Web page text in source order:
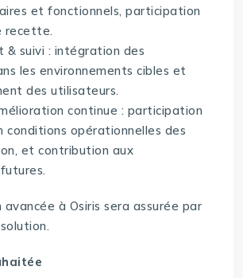
et fonctionnels, participation
recette.
& suivi : intégration des
les environnements cibles et
des utilisateurs.
continue : participation
conditions opérationnelles des
et contribution aux
à Osiris sera assurée par